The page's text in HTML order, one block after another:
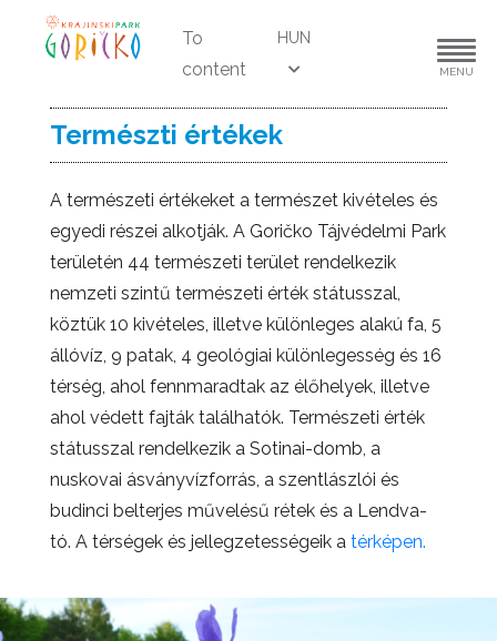
To
content
HUN
MENU
Természti értékek
A természeti értékeket a természet kivételes és
egyedi részei alkotják. A Goričko Tájvédelmi Park
területén 44 természeti terület rendelkezik
nemzeti szintű természeti érték státusszal,
köztük 10 kivételes, illetve különleges alakú fa, 5
állóvíz, 9 patak, 4 geológiai különlegesség és 16
térség, ahol fennmaradtak az élőhelyek, illetve
ahol védett fajták találhatók. Természeti érték
státusszal rendelkezik a Sotinai-domb, a
nuskovai ásványvízforrás, a szentlászlói és
budinci belterjes művelésű rétek és a Lendva-
tó. A térségek és jellegzetességeik a térképen.